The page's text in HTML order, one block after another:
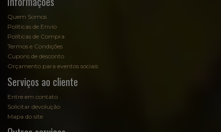
Quem Somos
Políticas de Envio
Políticas de Compra
Termos e Condições
Cupons de desconto
Orçamento para eventos sociais
Serviços ao cliente
Entre em contato
Solicitar devolução
Mapa do site